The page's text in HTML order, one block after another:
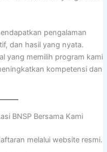
pengalaman
dan hasil yang nyata.
yang memilih program kami
kompetensi dan
BNSP Bersama Kami
melalui website resmi.